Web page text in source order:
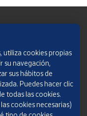
utiliza cookies propias
su navegación,
sus hábitos de
Puedes hacer clic
todas las cookies.
cookies necesarias)